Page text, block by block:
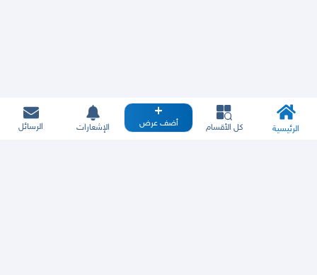
الرئيسية كل الأقسام أضف عرض الإشعارات الرسائل